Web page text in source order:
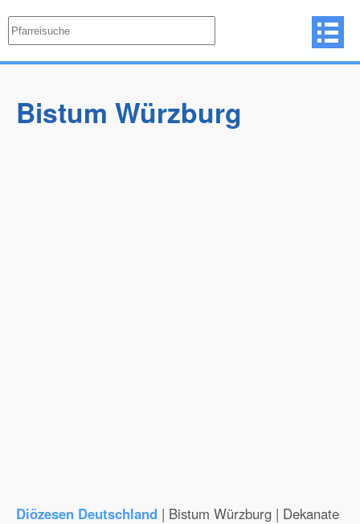
Bistum Würzburg
Diözesen Deutschland | Bistum Würzburg | Dekanate